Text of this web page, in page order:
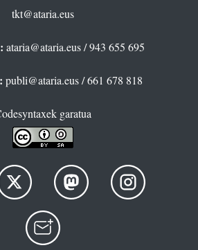
tkt@ataria.eus
ataria@ataria.eus/ 943 655 695
publi@ataria.eus/ 661 678 818
garatua